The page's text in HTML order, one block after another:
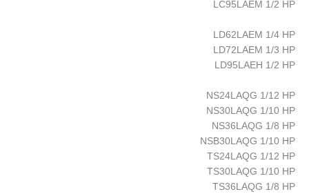
LC95LAEM 1/2 HP
LD62LAEM 1/4 HP
LD72LAEM 1/3 HP
LD95LAEH 1/2 HP
NS24LAQG 1/12 HP
NS30LAQG 1/10 HP
NS36LAQG 1/8 HP
NSB30LAQG 1/10 HP
TS24LAQG 1/12 HP
TS30LAQG 1/10 HP
TS36LAQG 1/8 HP